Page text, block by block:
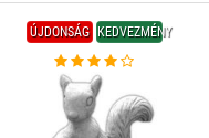
ÚJDONSÁG KEDVEZMÉNY